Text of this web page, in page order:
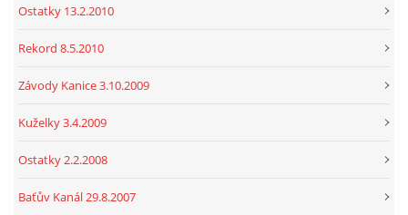
Ostatky 13.2.2010
Rekord 8.5.2010
Závody Kanice 3.10.2009
Kuželky 3.4.2009
Ostatky 2.2.2008
Baťův Kanál 29.8.2007